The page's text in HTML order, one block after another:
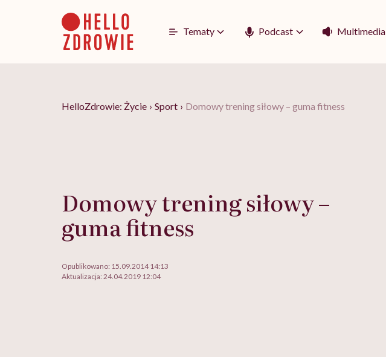
Tematy Podcast Multimedia
HelloZdrowie: Życie › Sport › Domowy trening siłowy – guma fitness
Domowy trening siłowy –
guma fitness
Opublikowano: 15.09.2014 14:13
Aktualizacja: 24.04.2019 12:04